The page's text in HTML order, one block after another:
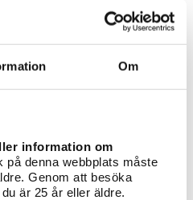
Om
information om
på denna webbplats måste
Genom att besöka
är 25 år eller äldre.